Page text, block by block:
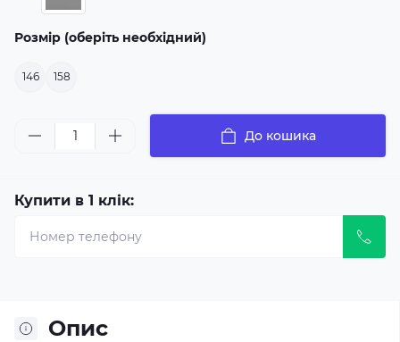
Розмір (оберіть необхідний)
146 158
До кошика
Купити в 1 клік:
Опис